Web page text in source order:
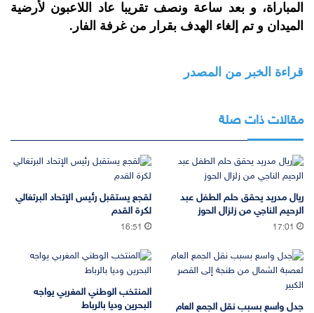
المباراة، و بعد ساعة ونصف تقريبا عاد اللاعبون لأرضية
الميدان و تم إلغاء الهدف بقرار من غرفة الفار.
قراءة الخبر من المصدر
مقالات ذات صلة
ريال مدريد يحقق حلم الطفل عبد
الرحيم الناجي من زلزال الحوز
17:01
لقجع يستقبل رئيس الإتحاد البرتغالي
لكرة القدم
16:51
جدل واسع بسبب نقل الجمع العام
المنتخب الوطني المغربي يواجه
البحرين وديا بالرباط